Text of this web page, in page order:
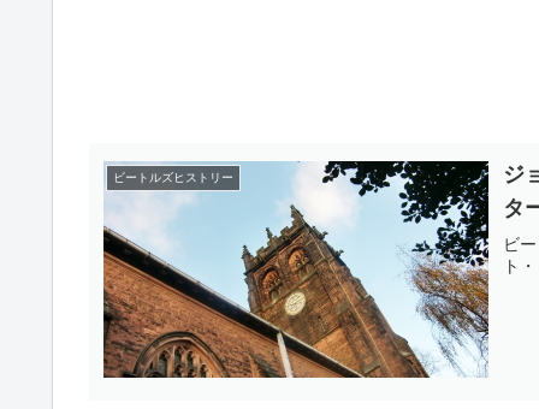
ビートルズヒストリー
ジ
タ
ビ
ト